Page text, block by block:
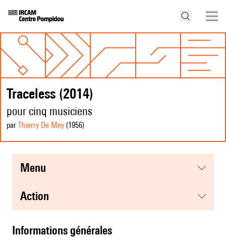
Traceless (2014)
pour cinq musiciens
par Thierry De Mey (1956)
menu
action
informations générales